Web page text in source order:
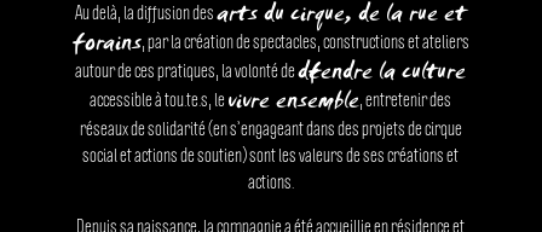
Au delà, la diffusion desarts du cirque, de la rue et
forains, par la création de spectacles, constructions et ateliers
autour de ces pratiques, la volonté dedéfendre la culture
accessible à tou.te.s, le vivre ensemble, entretenir des
réseaux de solidarité (en s’engageant dans des projets de cirque
social et actions de soutien) sont les valeurs de ses créations et
actions.
Depuis sa naissance, la compagnie a été accueillie en résidence et